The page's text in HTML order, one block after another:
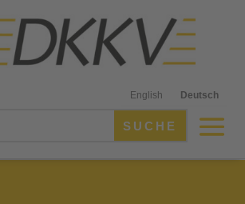
English Deutsch